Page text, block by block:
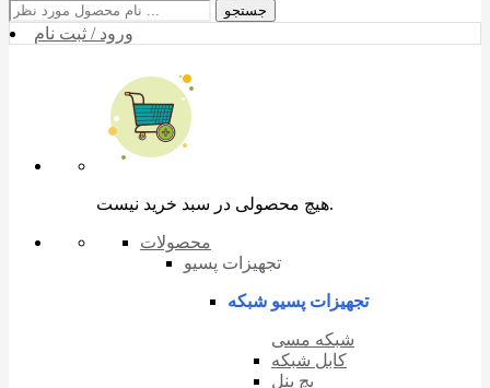
جستجو
ورود / ثبت نام
هیچ محصولی در سبد خرید نیست.
محصولات
تجهیزات پسیو
تجهیزات پسیو شبکه
شبکه مسی
کابل شبکه
پچ پنل